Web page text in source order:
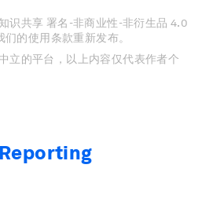
识共享 署名-非商业性-非衍生品 4.0
的使用条款重新发布。
立的平台，以上内容仅代表作者个